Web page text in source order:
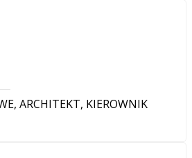
ARCHITEKT, KIEROWNIK